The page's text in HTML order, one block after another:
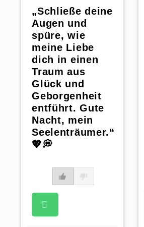
„Schließe deine
Augen und
spüre, wie
meine Liebe
dich in einen
Traum aus
Glück und
Geborgenheit
entführt. Gute
Nacht, mein
Seelenträumer.“
💖💭